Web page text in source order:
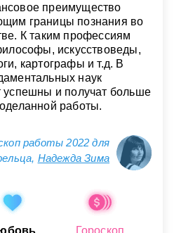
преимущество
границы познания во
К таким профессиям
искусствоведы,
картографы и т.д. В
наук
успешны и получат больше
работы.
работы 2022 для
Надежда Зима
Гороскоп